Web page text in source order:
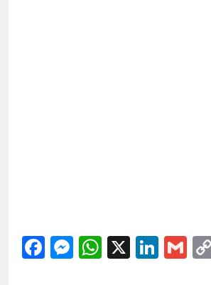
Facebook
Messenger
WhatsApp
X